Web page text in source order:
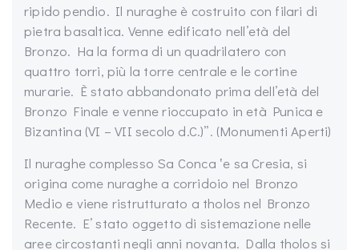
ripido pendio. Il nuraghe è costruito con filari di
pietra basaltica. Venne edificato nell’età del
Bronzo. Ha la forma di un quadrilatero con
quattro torri, più la torre centrale e le cortine
murarie. È stato abbandonato prima dell’età del
Bronzo Finale e venne rioccupato in età Punica e
Bizantina (VI – VII secolo d.C.)”. (Monumenti Aperti)
Il nuraghe complesso Sa Conca ‛e sa Cresia, si
origina come nuraghe a corridoio nel Bronzo
Medio e viene ristrutturato a tholos nel Bronzo
Recente. E’ stato oggetto di sistemazione nelle
aree circostanti negli anni novanta. Dalla tholos si